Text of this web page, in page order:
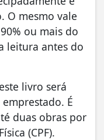
O mesmo vale
ou mais do
leitura antes do
livro será
É
duas obras por
(CPF).